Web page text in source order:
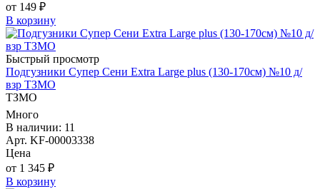
от 149 ₽
В корзину
Быстрый просмотр
Подгузники Супер Сени Extra Large plus (130-170см) №10 д/
взр ТЗМО
ТЗМО
Много
В наличии: 11
Арт. KF-00003338
Цена
от 1 345 ₽
В корзину